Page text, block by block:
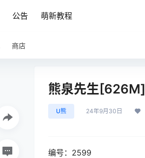
公告 萌新教程
商店
熊泉先生[626M]
U熊 24年9月30日
编号：2599